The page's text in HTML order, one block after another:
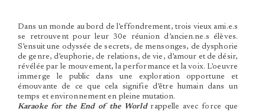
Dans un monde au bord de l’effondrement, trois vieux ami.e.s
se retrouvent pour leur 30e réunion d’ancien.ne.s élèves.
S’ensuit une odyssée de secrets, de mensonges, de dysphorie
de genre, d’euphorie, de relations, de vie, d’amour et de désir,
révélée par le mouvement, la performance et la voix. L’oeuvre
immerge le public dans une exploration opportune et
émouvante de ce que cela signifie d’être humain dans un
temps et environnement en pleine mutation.
Karaoke for the End of the Worldrappelle avec force que